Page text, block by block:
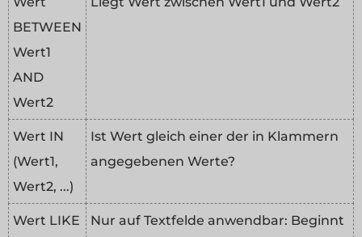
BETWEEN
Wert1
AND
Wert2
Wert IN
(Wert1,
Wert2, ...)
Ist Wert gleich einer der in Klammern
angegebenen Werte?
Wert LIKE
Nur auf Textfelde anwendbar: Beginnt